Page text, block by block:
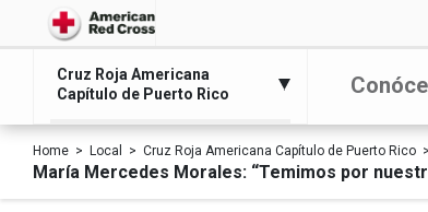
Cruz Roja Americana
Capítulo de Puerto Rico
Home Local Cruz Roja Americana Capítulo de Puerto Rico
María Mercedes Morales: “Temimos por